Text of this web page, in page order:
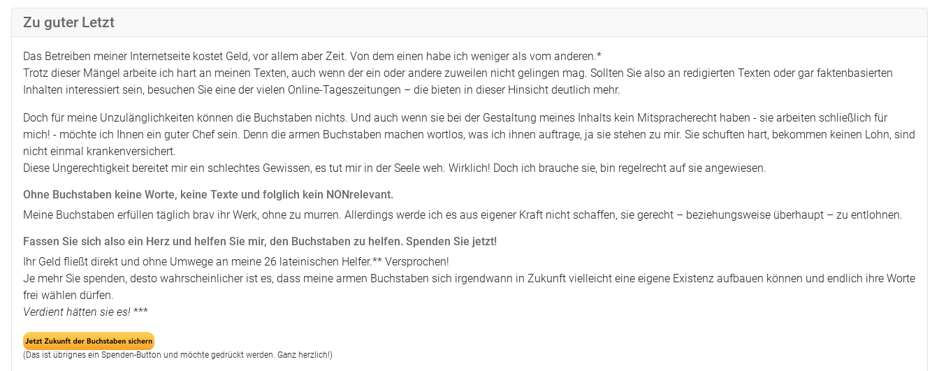
Zu guter Letzt
Das Betreiben meiner Internetseite kostet Geld, vor allem aber Zeit. Von dem einen habe ich weniger als vom anderen.*
Trotz dieser Mängel arbeite ich hart an meinen Texten, auch wenn der ein oder andere zuweilen nicht gelingen mag. Sollten Sie also an redigierten Texten oder gar faktenbasierten
Inhalten interessiert sein, besuchen Sie eine der vielen Online-Tageszeitungen – die bieten in dieser Hinsicht deutlich mehr.
Doch für meine Unzulänglichkeiten können die Buchstaben nichts. Und auch wenn sie bei der Gestaltung meines Inhalts kein Mitspracherecht haben - sie arbeiten schließlich für
mich! - möchte ich Ihnen ein guter Chef sein. Denn die armen Buchstaben machen wortlos, was ich ihnen auftrage, ja sie stehen zu mir. Sie schuften hart, bekommen keinen Lohn, sind
nicht einmal krankenversichert.
Diese Ungerechtigkeit bereitet mir ein schlechtes Gewissen, es tut mir in der Seele weh. Wirklich! Doch ich brauche sie, bin regelrecht auf sie angewiesen.
Ohne Buchstaben keine Worte, keine Texte und folglich kein NONrelevant.
Meine Buchstaben erfüllen täglich brav ihr Werk, ohne zu murren. Allerdings werde ich es aus eigener Kraft nicht schaffen, sie gerecht – beziehungsweise überhaupt – zu entlohnen.
Fassen Sie sich also ein Herz und helfen Sie mir, den Buchstaben zu helfen. Spenden Sie jetzt!
Ihr Geld fließt direkt und ohne Umwege an meine 26 lateinischen Helfer.** Versprochen!
Je mehr Sie spenden, desto wahrscheinlicher ist es, dass meine armen Buchstaben sich irgendwann in Zukunft vielleicht eine eigene Existenz aufbauen können und endlich ihre Worte
frei wählen dürfen.
Verdient hätten sie es! ***
(Das ist übrignes ein Spenden-Button und möchte gedrückt werden. Ganz herzlich!)